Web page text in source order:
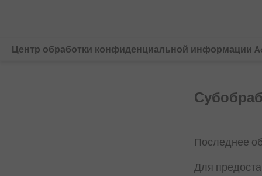
Центр обработки конфиденциальной информации
Последнее
Для